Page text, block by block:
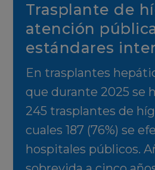
Trasplante de
atención
estándares
En trasplantes
que durante 2025 se
245 trasplantes de
cuales 187 (76%) se
hospitales públicos.